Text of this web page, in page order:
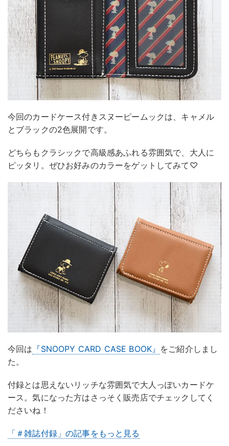
今回のカードケース付きスヌーピームックは、キャメル
とブラックの2色展開です。
どちらもクラシックで高級感あふれる雰囲気で、大人に
ピッタリ。ぜひお好みのカラーをゲットしてみて♡
今回は 『SNOOPY CARD CASE BOOK』 をご紹介しまし
た。
付録とは思えないリッチな雰囲気で大人っぽいカードケ
ース。気になった方はさっそく販売店でチェックしてく
ださいね！
「＃雑誌付録」の記事をもっと見る